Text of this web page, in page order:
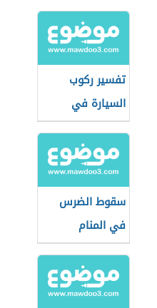
تفسير ركوب
السيارة في
المنام
سقوط الضرس
في المنام